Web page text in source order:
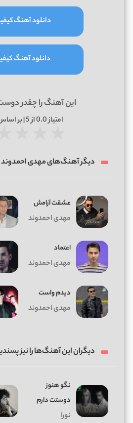
دانلود آهنگ کیفیت
دانلود آهنگ کیفیت
این آهنگ را چقدر
امتیاز0.0از 5 | بر اساس
دیگر آهنگ‌های مهدی
عشقت آرامش
مهدی احمدوند
اعتماد
مهدی احمدوند
دیدم واست
مهدی احمدوند
دیگران این آهنگ‌ها را نیز
نگو هنوز
دوستت دارم
نورا